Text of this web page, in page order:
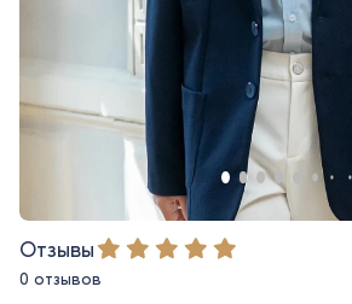
Отзывы
0 отзывов